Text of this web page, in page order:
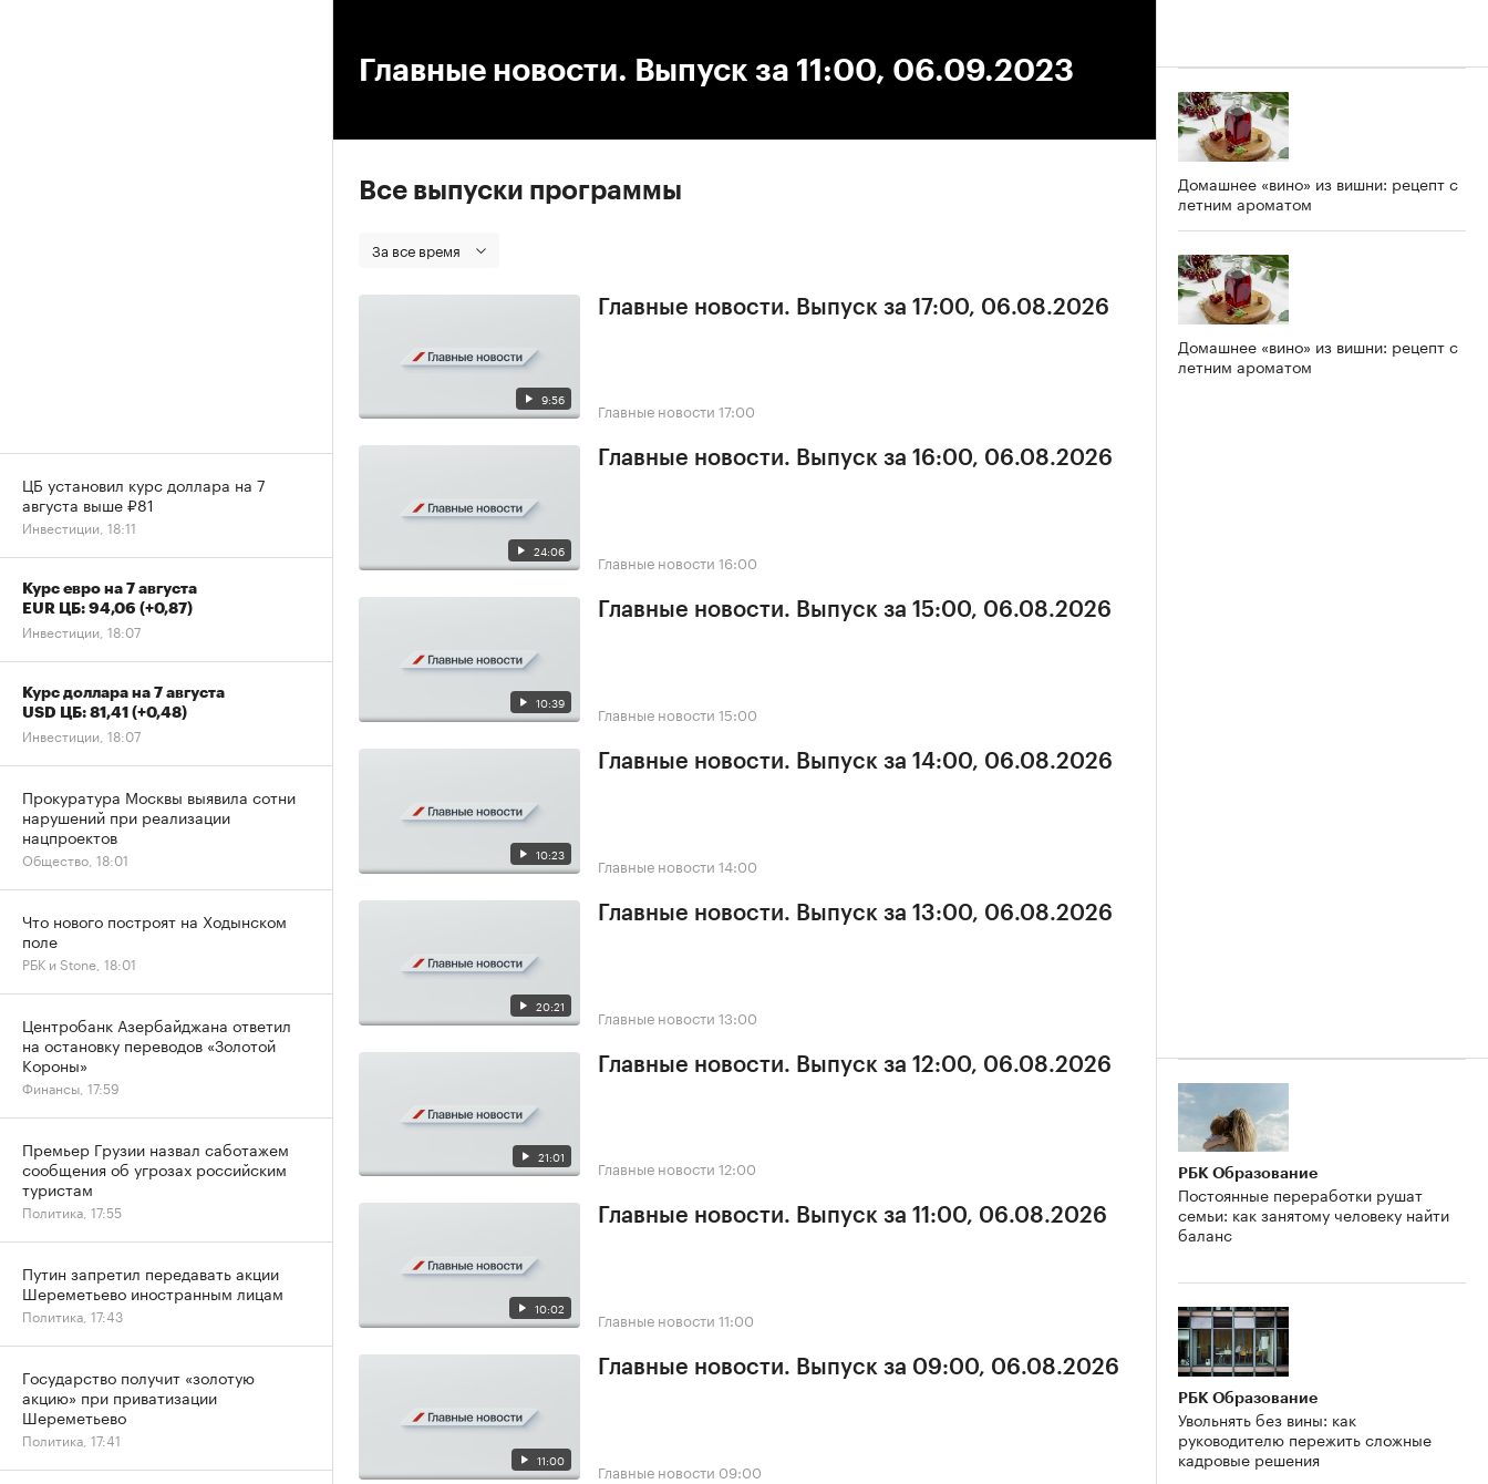
Главные новости. Выпуск за 11:00, 06.09.2023
Все выпуски программы
За все время
9:56
Главные новости. Выпуск за 17:00, 06.08.2026
Главные новости 17:00
24:06
Главные новости. Выпуск за 16:00, 06.08.2026
Главные новости 16:00
10:39
Главные новости. Выпуск за 15:00, 06.08.2026
Главные новости 15:00
10:23
Главные новости. Выпуск за 14:00, 06.08.2026
Главные новости 14:00
20:21
Главные новости. Выпуск за 13:00, 06.08.2026
Главные новости 13:00
21:01
Главные новости. Выпуск за 12:00, 06.08.2026
Главные новости 12:00
10:02
Главные новости. Выпуск за 11:00, 06.08.2026
Главные новости 11:00
11:00
Главные новости. Выпуск за 09:00, 06.08.2026
Главные новости 09:00
Домашнее «вино» из вишни: рецепт с
летним ароматом
Домашнее «вино» из вишни: рецепт с
летним ароматом
РБК Образование
Постоянные переработки рушат
семьи: как занятому человеку найти
баланс
РБК Образование
Увольнять без вины: как
руководителю пережить сложные
кадровые решения
ЦБ установил курс доллара на 7
августа выше ₽81
Инвестиции, 18:11
Курс евро на 7 августа
EUR ЦБ: 94,06 (+0,87)
Инвестиции, 18:07
Курс доллара на 7 августа
USD ЦБ: 81,41 (+0,48)
Инвестиции, 18:07
Прокуратура Москвы выявила сотни
нарушений при реализации
нацпроектов
Общество, 18:01
Что нового построят на Ходынском
поле
РБК и Stone, 18:01
Центробанк Азербайджана ответил
на остановку переводов «Золотой
Короны»
Финансы, 17:59
Премьер Грузии назвал саботажем
сообщения об угрозах российским
туристам
Политика, 17:55
Путин запретил передавать акции
Шереметьево иностранным лицам
Политика, 17:43
Государство получит «золотую
акцию» при приватизации
Шереметьево
Политика, 17:41